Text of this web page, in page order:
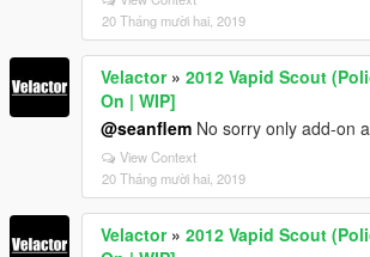
20 Tháng mười hai, 2019
Velactor» 2012 Vapid Scout
On | WIP]
@seanflem No sorry only add-on
View Context
20 Tháng mười hai, 2019
Velactor» 2012 Vapid Scout